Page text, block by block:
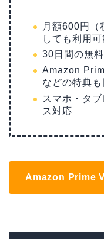
月額600円（
しても利用可
30日間の無
Amazon
などの特典
スマホ・タ
ス対応
Amazon Prime